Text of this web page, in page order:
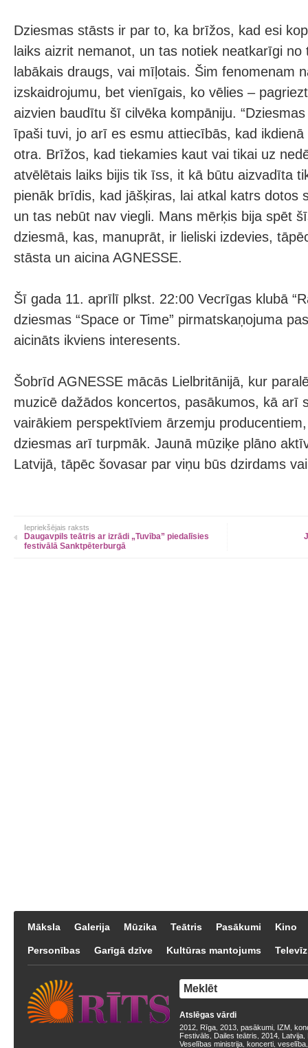
Dziesmas stāsts ir par to, ka brīžos, kad esi
laiks aizrit nemanot, un tas notiek neatkarīgi
labākais draugs, vai mīļotais. Šim fenomenam
izskaidrojumu, bet vienīgais, ko vēlies –
aizvien baudītu šī cilvēka kompāniju.
īpaši tuvi, jo arī es esmu attiecībās, kad
otra. Brīžos, kad tiekamies kaut vai tikai uz
atvēlētais laiks bijis tik īss, it kā būtu aizvadīta
pienāk brīdis, kad jāšķiras, lai atkal katrs dotos
un tas nebūt nav viegli. Mans mērķis bija spēt
dziesmā, kas, manuprāt, ir lieliski izdevies,
stāsta un aicina AGNESSE.
Šī gada 11. aprīlī plkst. 22:00 Vecrīgas klubā
dziesmas “Space or Time” pirmatskaņojuma
aicināts ikviens interesents.
Šobrīd AGNESSE mācās Lielbritānijā, kur
muzicē dažādos koncertos, pasākumos, kā arī
vairākiem perspektīviem ārzemju
dziesmas arī turpmāk. Jaunā mūziķe plāno
Latvijā, tāpēc šovasar par viņu būs dzirdams
Iepriekšējais raksts
Daugavpils teātris ar izrādi „Tuvība” piedalīsies
festivālā Sanktpēterburgā
Māksla Galerija Mūzika Teātris Pasākumi Kino
Personības Garīgā dzīve Kultūras mantojums
Atslēgas vārdi
2012 Rīga 2013 pasākumi IZM
Festivāls
Dailes teātris 2014 Latvija
Veselības ministrija koncerti veselība